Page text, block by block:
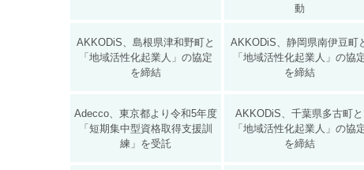
動
AKKODiS、島根県津和野町と
「地域活性化起業人」の協定
を締結
AKKODiS、静岡県南伊豆町
「地域活性化起業人」の協
を締結
Adecco、東京都より令和5年度
「短期集中型資格取得支援訓
練」を受託
AKKODiS、千葉県多古町と
「地域活性化起業人」の協
を締結